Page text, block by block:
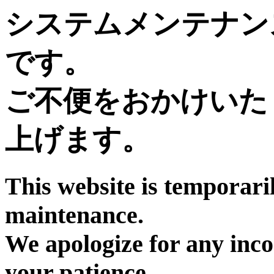
システムメンテナ
です。
ご不便をおかけい
上げます。
This website is
maintenance.
We apologize for any